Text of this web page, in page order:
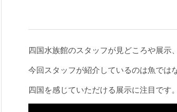
四国水族館のスタッフが見どころや展示
今回スタッフが紹介しているのは魚では
四国を感じていただける展示に注目です。